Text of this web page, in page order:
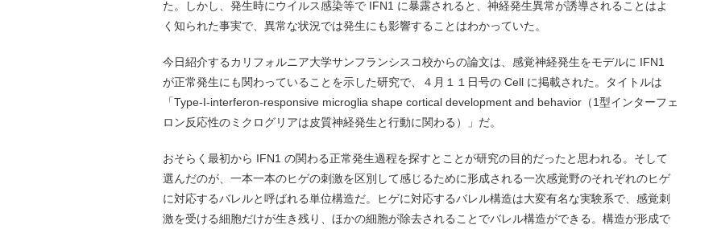
た。しかし、発生時にウイルス感染等で IFN1 に暴露されると、神経発生異常が誘導されることはよ
く知られた事実で、異常な状況では発生にも影響することはわかっていた。
今日紹介するカリフォルニア大学サンフランシスコ校からの論文は、感覚神経発生をモデルに IFN1
が正常発生にも関わっていることを示した研究で、４月１１日号の Cell に掲載された。タイトルは
「Type-I-interferon-responsive microglia shape cortical development and behavior（1型インターフェ
ロン反応性のミクログリアは皮質神経発生と行動に関わる）」だ。
おそらく最初から IFN1 の関わる正常発生過程を探すとことが研究の目的だったと思われる。そして
選んだのが、一本一本のヒゲの刺激を区別して感じるために形成される一次感覚野のそれぞれのヒゲ
に対応するバレルと呼ばれる単位構造だ。ヒゲに対応するバレル構造は大変有名な実験系で、感覚刺
激を受ける細胞だけが生き残り、ほかの細胞が除去されることでバレル構造ができる。構造が形成で